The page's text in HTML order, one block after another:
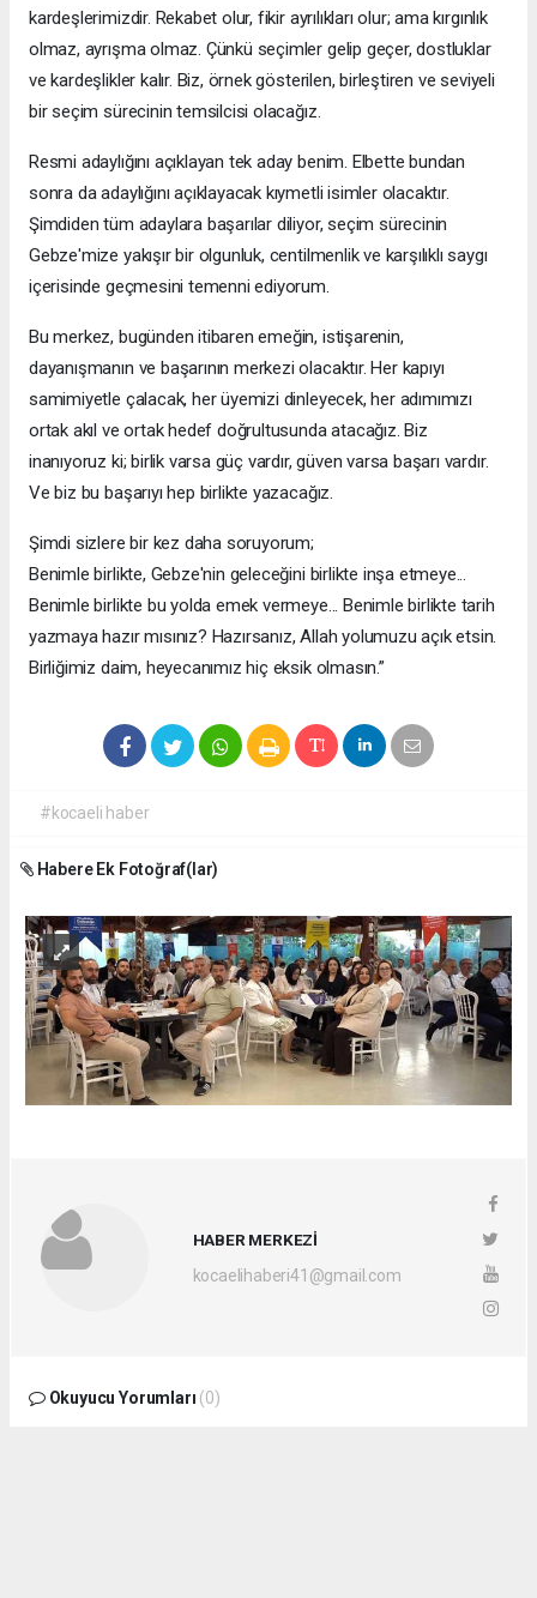
kardeşlerimizdir. Rekabet olur, fikir ayrılıkları olur; ama kırgınlık
olmaz, ayrışma olmaz. Çünkü seçimler gelip geçer, dostluklar
ve kardeşlikler kalır. Biz, örnek gösterilen, birleştiren ve seviyeli
bir seçim sürecinin temsilcisi olacağız.
Resmi adaylığını açıklayan tek aday benim. Elbette bundan
sonra da adaylığını açıklayacak kıymetli isimler olacaktır.
Şimdiden tüm adaylara başarılar diliyor, seçim sürecinin
Gebze'mize yakışır bir olgunluk, centilmenlik ve karşılıklı saygı
içerisinde geçmesini temenni ediyorum.
Bu merkez, bugünden itibaren emeğin, istişarenin,
dayanışmanın ve başarının merkezi olacaktır. Her kapıyı
samimiyetle çalacak, her üyemizi dinleyecek, her adımımızı
ortak akıl ve ortak hedef doğrultusunda atacağız. Biz
inanıyoruz ki; birlik varsa güç vardır, güven varsa başarı vardır.
Ve biz bu başarıyı hep birlikte yazacağız.
Şimdi sizlere bir kez daha soruyorum;
Benimle birlikte, Gebze'nin geleceğini birlikte inşa etmeye...
Benimle birlikte bu yolda emek vermeye... Benimle birlikte tarih
yazmaya hazır mısınız? Hazırsanız, Allah yolumuzu açık etsin.
Birliğimiz daim, heyecanımız hiç eksik olmasın.”
#kocaeli haber
Habere Ek Fotoğraf(lar)
HABER MERKEZİ
kocaelihaberi41@gmail.com
Okuyucu Yorumları (0)